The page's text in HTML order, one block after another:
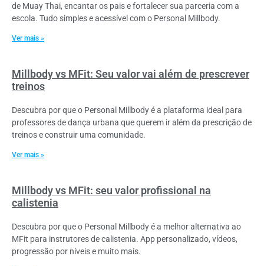
de Muay Thai, encantar os pais e fortalecer sua parceria com a
escola. Tudo simples e acessível com o Personal Millbody.
Ver mais »
Millbody vs MFit: Seu valor vai além de prescrever
treinos
Descubra por que o Personal Millbody é a plataforma ideal para
professores de dança urbana que querem ir além da prescrição de
treinos e construir uma comunidade.
Ver mais »
Millbody vs MFit: seu valor profissional na
calistenia
Descubra por que o Personal Millbody é a melhor alternativa ao
MFit para instrutores de calistenia. App personalizado, vídeos,
progressão por níveis e muito mais.